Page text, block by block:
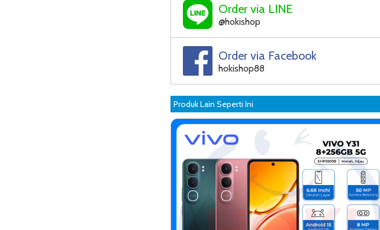
Order via LINE
@hokishop
Order via Facebook
hokishop88
Produk Lain Seperti Ini